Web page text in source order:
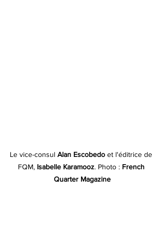
Le vice-consul Alan Escobedo et l'éditrice de
FQM, Isabelle Karamooz. Photo : French
Quarter Magazine